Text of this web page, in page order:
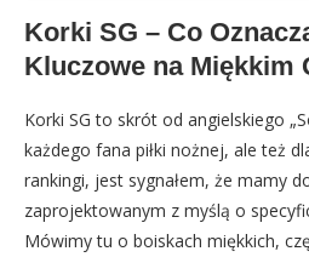
Korki SG – Co
Kluczowe na Miękkim
Korki SG to skrót od angielskiego
każdego fana piłki nożnej, ale też
rankingi, jest sygnałem, że mamy
zaprojektowanym z myślą o
Mówimy tu o boiskach miękkich,